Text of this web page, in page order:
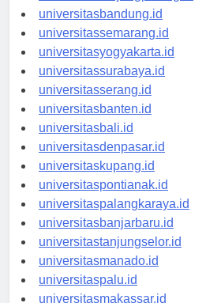
universitastanjungpinang.id
universitasbandung.id
universitassemarang.id
universitasyogyakarta.id
universitassurabaya.id
universitasserang.id
universitasbanten.id
universitasbali.id
universitasdenpasar.id
universitaskupang.id
universitaspontianak.id
universitaspalangkaraya.id
universitasbanjarbaru.id
universitastanjungselor.id
universitasmanado.id
universitaspalu.id